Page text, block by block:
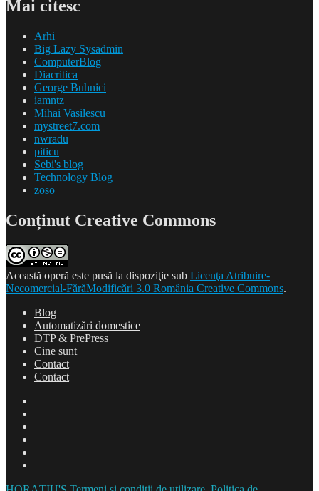
Mai citesc
Arhi
Big Lazy Sysadmin
ComputerBlog
Diacritica
George Buhnici
iamntz
Mihai Vasilescu
mystreet7.com
nwradu
piticu
Sebi's blog
Technology Blog
zoso
Conținut Creative Commons
Această operă este pusă la dispoziţie sub Licenţa Atribuire-
Necomercial-FărăModificări 3.0 România Creative Commons.
Blog
Automatizări domestice
DTP & PrePress
Cine sunt
Contact
Contact